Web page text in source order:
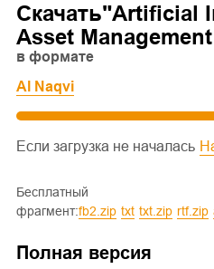
Скачать"Artificial
Asset
в формате
Al Naqvi
Если загрузка не началась
Бесплатный
фрагмент:fb2.zip txt txt.zip rtf.zip
Полная версия